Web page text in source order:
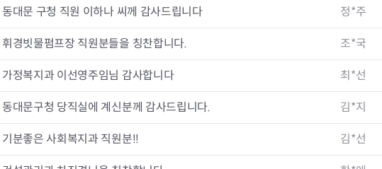
공직자부조리신고
하도급부조리신고
공익신고
부패행위신고
행동강령위반신고
복지·보조금 부정신고
구민고객의 권리
청렴자료방
감사실시결과
옴부즈만 소개
고충민원 신청방법 및 처리
조사결과 공표
쓰레기배출및수거
종량제봉투 및 납부필증
대형폐기물신청
재활용센터
정화조청소
환경오염현황
환경개선부담금
환경제도
석면건축물 DB
탄소중립 생활 실천 캠페인
기업 관련 사이트
동대문구 착한가격업소
숨어있는 착한가격업소 추천
장바구니 물가정보
사회적경제 기업
동대문 구청 직원 이하나 씨께 감사드립니다 정*주
휘경빗물펌프장 직원분들을 칭찬합니다. 조*국
가정복지과 이선영주임님 감사합니다 최*선
동대문구청 당직실에 계신분께 감사드립니다. 김*지
기분좋은 사회복지과 직원분!! 김*선